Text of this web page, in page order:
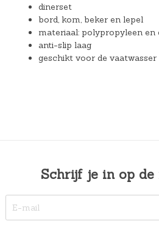
dinerset
bord, kom, beker en lepel
materiaal: polypropyleen en
anti-slip laag
geschikt voor de
Schrijf je in op de